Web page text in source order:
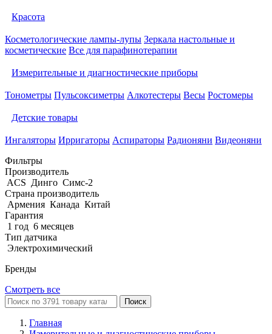
Красота
Косметологические лампы-лупы Зеркала настольные и
косметические Все для парафинотерапии
Измерительные и диагностические приборы
Тонометры Пульсоксиметры Алкотестеры Весы Ростомеры
Детские товары
Ингаляторы Ирригаторы Аспираторы Радионяни Видеоняни
Фильтры
Производитель
ACS Динго Симс-2
Страна производитель
Армения Канада Китай
Гарантия
1 год 6 месяцев
Тип датчика
Электрохимический
Бренды
Смотреть все
Поиск
Главная